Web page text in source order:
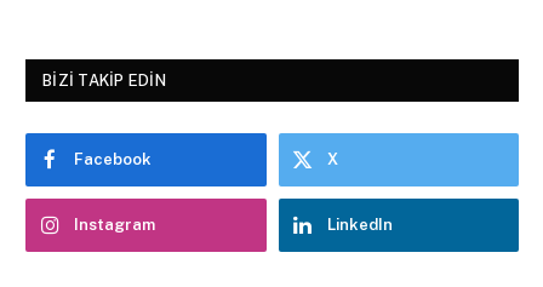
BIZI TAKIP EDIN
Facebook X
Instagram LinkedIn